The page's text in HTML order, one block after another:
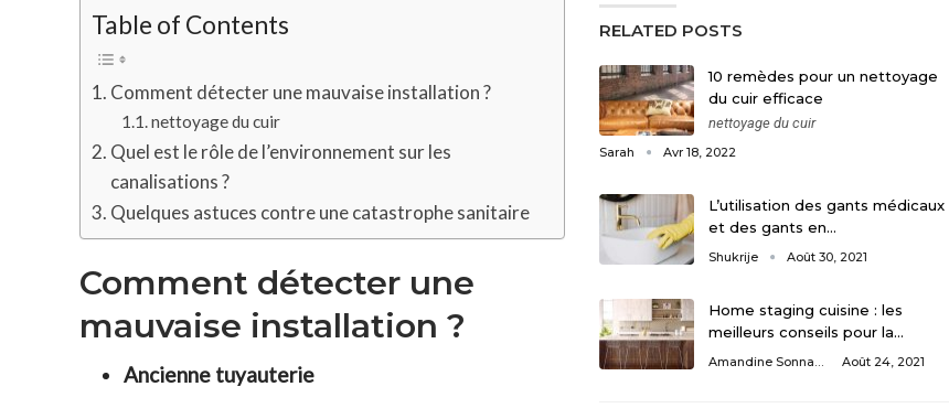
RELATED POSTS
10 remèdes pour un nettoyage
du cuir efficace
nettoyage du cuir
Sarah Avr 18, 2022
L’utilisation des gants médicaux
et des gants en…
Shukrije Août 30, 2021
Home staging cuisine : les
meilleurs conseils pour la…
Amandine Sonnaert Août 24, 2021
Table of Contents
Comment détecter une mauvaise installation ?
nettoyage du cuir
Quel est le rôle de l’environnement sur les
canalisations ?
Quelques astuces contre une catastrophe sanitaire
Comment détecter une
mauvaise installation ?
Ancienne tuyauterie